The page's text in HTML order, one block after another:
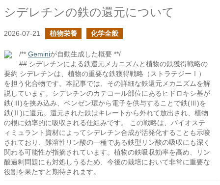
シデレチンの鉄の還元について
2026-07-21 植物栄養 化学全般
/** Geminiが自動生成した概要 **/
## シデレチンによる鉄還元メカニズムと植物の鉄獲得戦略の
要約 シデレチンは、植物の重要な鉄獲得戦略（ストラテジーⅠ）
を担う化合物です。本記事では、その詳細な鉄還元メカニズムを解
説しています。シデレチンのカテコール部位にあるヒドロキシ基が
鉄(Ⅲ)を挟み込み、ベンゼン環から電子を供与することで鉄(Ⅲ)を
鉄(Ⅱ)に還元。還元された鉄はキレートから外れて放出され、植物
の根に効率的に吸収される仕組みです。 この戦略は、バイオステ
ィミュラント資材によってシデレチン合成が活発化することも示唆
されており、難溶性リン酸の一種である鉄型リン酸の吸収にも深く
関わる可能性が指摘されています。植物の鉄吸収効率を高め、リン
酸過剰問題にも対処しうるため、今後の栽培において非常に重要な
役割を果たすと期待されます。